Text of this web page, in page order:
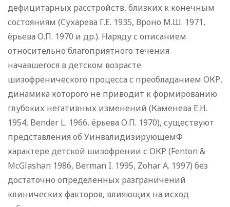
дефицитарных расстройств, близких к конечным
состояниям (Сухарева Г.Е. 1935, Вроно М.Ш. 1971,
ёрьева О.П. 1970 и др.). Наряду с описанием
относительно благоприятного течения
начавшегося в детском возрасте
шизофренического процесса с преобладанием ОКР,
динамика которого не приводит к формированию
глубоких негативных изменений (Каменева Е.Н.
1954, Bender L. 1966, ёрьева О.П. 1970), существуют
представления об УинвалидизирующемФ
характере детской шизофрении с ОКР (Fenton &
McGlashan 1986, Berman I. 1995, Zohar A. 1997) без
достаточно определенных разграничений
клинических факторов, влияющих на исход